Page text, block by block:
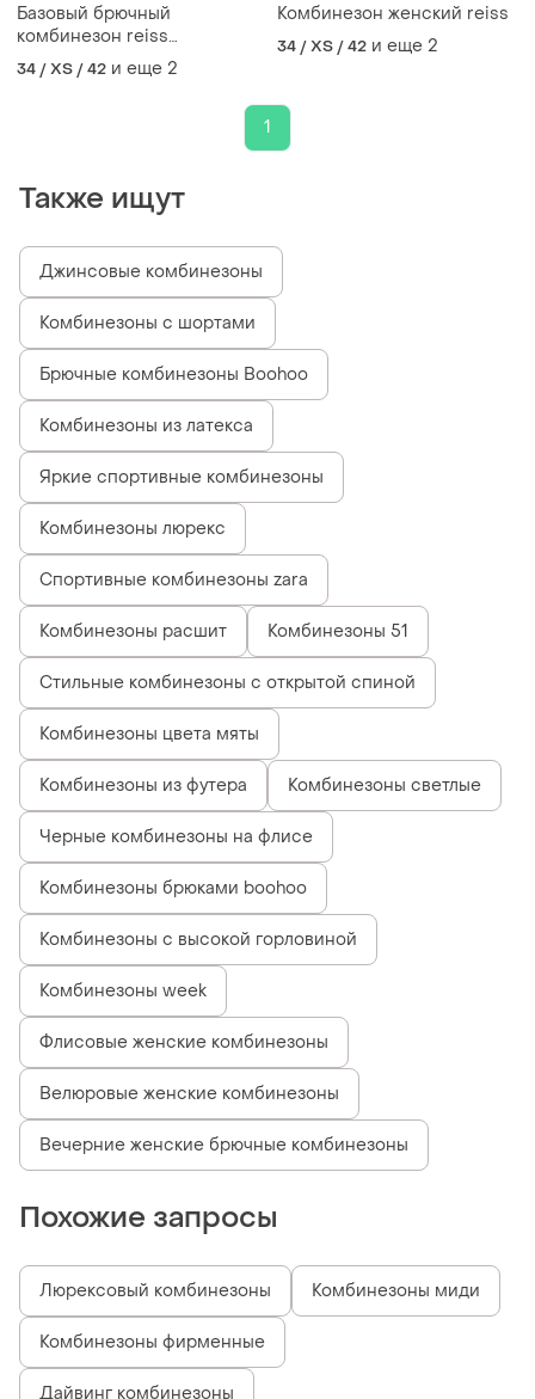
Базовый брючный
комбинезон reiss
трикотажный комбинезон с
открытыми плечами
34 / XS / 42 и еще 2
Комбинезон женский reiss
34 / XS / 42 и еще 2
1
Также ищут
Джинсовые комбинезоны
Комбинезоны с шортами
Брючные комбинезоны Boohoo
Комбинезоны из латекса
Яркие спортивные комбинезоны
Комбинезоны люрекс
Спортивные комбинезоны zara
Комбинезоны расшит Комбинезоны 51
Стильные комбинезоны с открытой спиной
Комбинезоны цвета мяты
Комбинезоны из футера Комбинезоны светлые
Черные комбинезоны на флисе
Комбинезоны брюками boohoo
Комбинезоны с высокой горловиной
Комбинезоны week
Флисовые женские комбинезоны
Велюровые женские комбинезоны
Вечерние женские брючные комбинезоны
Похожие запросы
Люрексовый комбинезоны Комбинезоны миди
Комбинезоны фирменные
Дайвинг комбинезоны